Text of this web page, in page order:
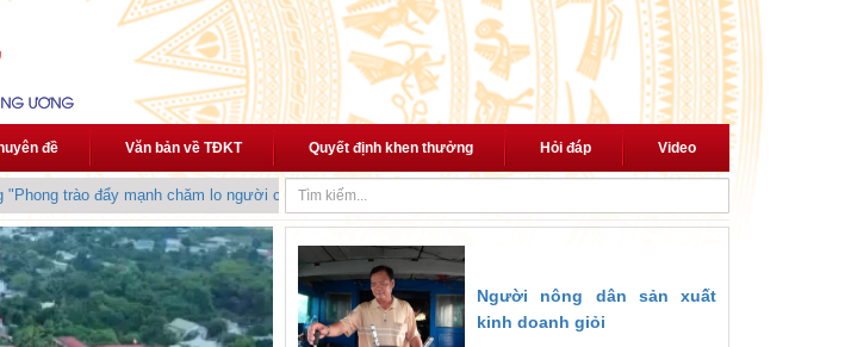
đề Văn bản về TĐKT Quyết định khen thưởng Hỏi đáp Video
trào đẩy mạnh chăm lo người có công với cách mạng"
Người nông dân sản xuất
kinh doanh giỏi